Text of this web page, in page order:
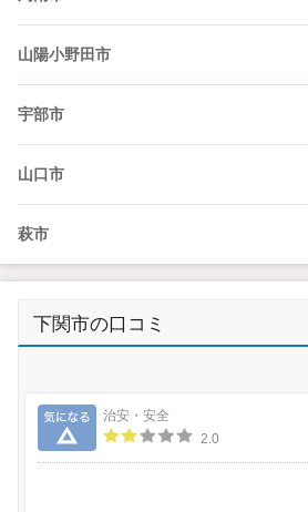
山陽小野田市
宇部市
山口市
萩市
下関市の口コミ
気になる
治安・安全
2.0